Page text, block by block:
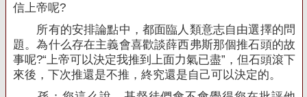
信上帝呢?
所有的安排論點中，都面臨人類意志自由選擇的問
題。為什么存在主義會喜歡談薛西弗斯那個推石頭的故
事呢?“上帝可以決定我推到上面力氣已盡”，但石頭滾下
來後，下次推還是不推，終究還是自己可以決定的。